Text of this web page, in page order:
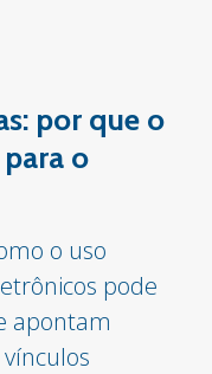
por que o
o
o uso
pode
apontam